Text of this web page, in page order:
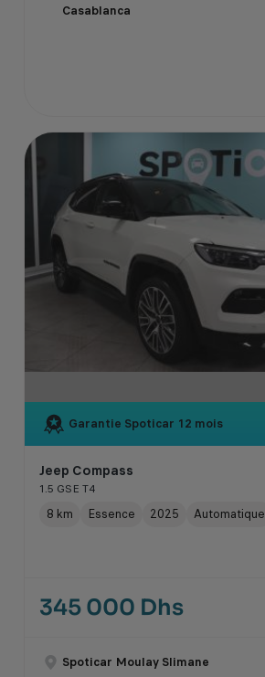
Casablanca
Garantie Spoticar 12 mois
Jeep Compass
1.5 GSE T4
8 km Essence 2025 Automatique
345 000 Dhs
Spoticar Moulay Slimane